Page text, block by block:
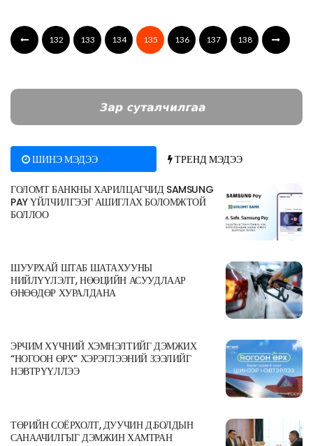
132 133 134 135 136 137 138
ШИНЭ МЭДЭЭ ТРЕНД МЭДЭЭ
ГОЛОМТ БАНКНЫ ХАРИЛЦАГЧИД SAMSUNG
PAY ҮЙЛЧИЛГЭЭГ АШИГЛАХ БОЛОМЖТОЙ
БОЛЛОО
ШУУРХАЙ ШТАБ ШАТАХУУНЫ
НИЙЛҮҮЛЭЛТ, НӨӨЦИЙН АСУУДЛААР
ӨНӨӨДӨР ХУРАЛДАНА
ЭРЧИМ ХҮЧНИЙ ХЭМНЭЛТИЙГ ДЭМЖИХ
“НОГООН ӨРХ” ХЭРЭГЛЭЭНИЙ ЗЭЭЛИЙГ
НЭВТРҮҮЛЛЭЭ
ТӨРИЙН СОЁРХОЛТ, ДУУЧИН Д.БОЛДЫН
САНААЧИЛГЫГ ДЭМЖИН ХАМТРАН